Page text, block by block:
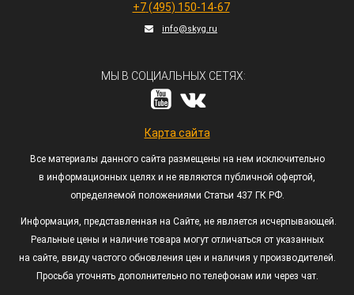
+7 (495) 150-14-67
info@skyg.ru
МЫ В СОЦИАЛЬНЫХ СЕТЯХ:
Карта сайта
Все материалы данного сайта размещены на нем исключительно
в информационных целях и не являются публичной офертой,
определяемой положениями Статьи 437 ГК РФ.
Информация, представленная на Сайте, не является исчерпывающей.
Реальные цены и наличие товара могут отличаться от указанных
на сайте, ввиду частого обновления цен и наличия у производителей.
Просьба уточнять дополнительно по телефонам или через чат.